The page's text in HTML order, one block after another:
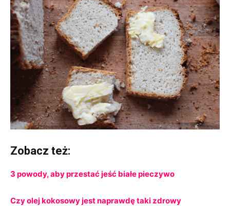
Zobacz też:
3 powody, aby przestać jeść białe pieczywo
Czy olej kokosowy jest naprawdę taki zdrowy